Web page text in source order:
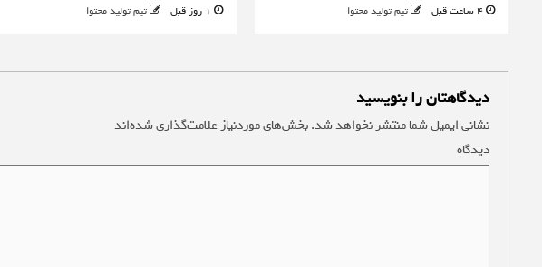
تیم تولید محتوا 1 روز قبل تیم تولید محتوا
دیدگاهتان را بنویسید
نشانی ایمیل شما منتشر نخواهد شد.بخش‌های موردنیاز علامت‌گذاری شده‌اند
دیدگاه